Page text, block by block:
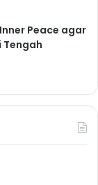
Peace agar
Tengah